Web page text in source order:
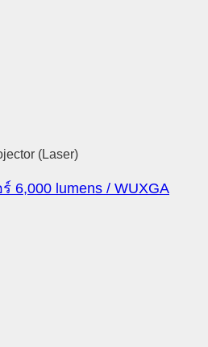
(Laser)
6,000 lumens / WUXGA